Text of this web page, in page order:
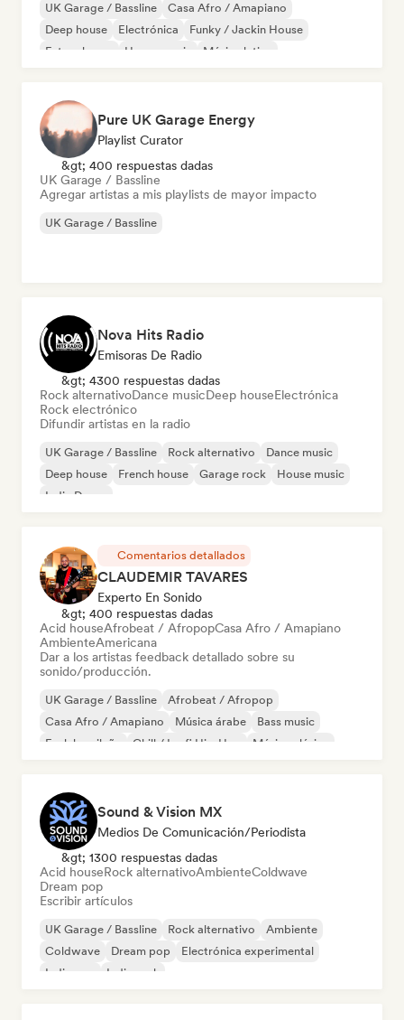
UK Garage / Bassline
Casa Afro / Amapiano
Deep house
Electrónica
Funky / Jackin House
Future house
House music Música latina
Pure UK Garage Energy
Playlist Curator
&gt; 400 respuestas dadas
UK Garage / Bassline
Agregar artistas a mis playlists de mayor impacto
UK Garage / Bassline
Nova Hits Radio
Emisoras De Radio
&gt; 4300 respuestas dadas
Rock alternativoDance musicDeep houseElectrónica
Rock electrónico
Difundir artistas en la radio
UK Garage / Bassline Rock alternativo
Dance music
Deep house
French house Garage rock
House music
Indie Dance
Comentarios detallados
CLAUDEMIR TAVARES
Experto En Sonido
&gt; 400 respuestas dadas
Acid houseAfrobeat / AfropopCasa Afro / Amapiano
AmbienteAmericana
Dar a los artistas feedback detallado sobre su
sonido/producción.
UK Garage / Bassline
Afrobeat / Afropop
Casa Afro / Amapiano
Música árabe
Bass music
Funk brasileño
Chill / Lo-fi Hip-Hop Música clásica
Sound & Vision MX
Medios De Comunicación/Periodista
&gt; 1300 respuestas dadas
Acid houseRock alternativoAmbienteColdwave
Dream pop
Escribir artículos
UK Garage / Bassline Rock alternativo
Ambiente
Coldwave
Dream pop
Electrónica experimental
Indie pop
Indie rock